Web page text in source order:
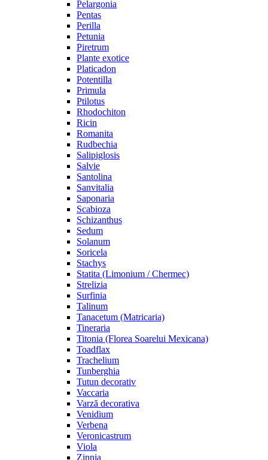
Pelargonia
Pentas
Perilla
Petunia
Piretrum
Plante exotice
Platicadon
Potentilla
Primula
Ptilotus
Rhodochiton
Ricin
Romanita
Rudbechia
Salipiglosis
Salvie
Santolina
Sanvitalia
Saponaria
Scabioza
Schizanthus
Sedum
Solanum
Soricela
Stachys
Statita (Limonium / Chermec)
Strelizia
Surfinia
Talinum
Tanacetum (Matricaria)
Tineraria
Titonia (Florea Soarelui Mexicana)
Toadflax
Trachelium
Tunberghia
Tutun decorativ
Vaccaria
Varză decorativa
Venidium
Verbena
Veronicastrum
Viola
Zinnia